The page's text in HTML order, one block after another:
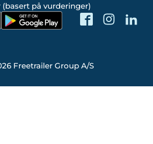
(basert på vurderinger)
Freetrailer Group A/S